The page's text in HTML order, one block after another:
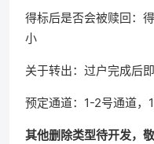
得标后是否会被赎回：
小
关于转出：过户完成后
预定通道：1-2号通道，
其他删除类型待开发，